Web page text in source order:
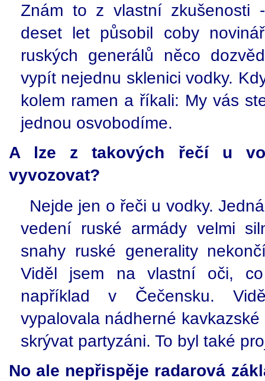
Znám to z vlastní zkušenosti
deset let působil coby
ruských generálů něco
vypít nejednu sklenici vodky.
kolem ramen a říkali: My vás
jednou osvobodíme.
A lze z takových řečí u
vyvozovat?
Nejde jen o řeči u vodky.
vedení ruské armády velmi
snahy ruské generality
Viděl jsem na vlastní oči,
například v Čečensku.
vypalovala nádherné
skrývat partyzáni. To byl také
No ale nepřispěje radarová